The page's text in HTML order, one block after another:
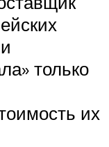
только
их